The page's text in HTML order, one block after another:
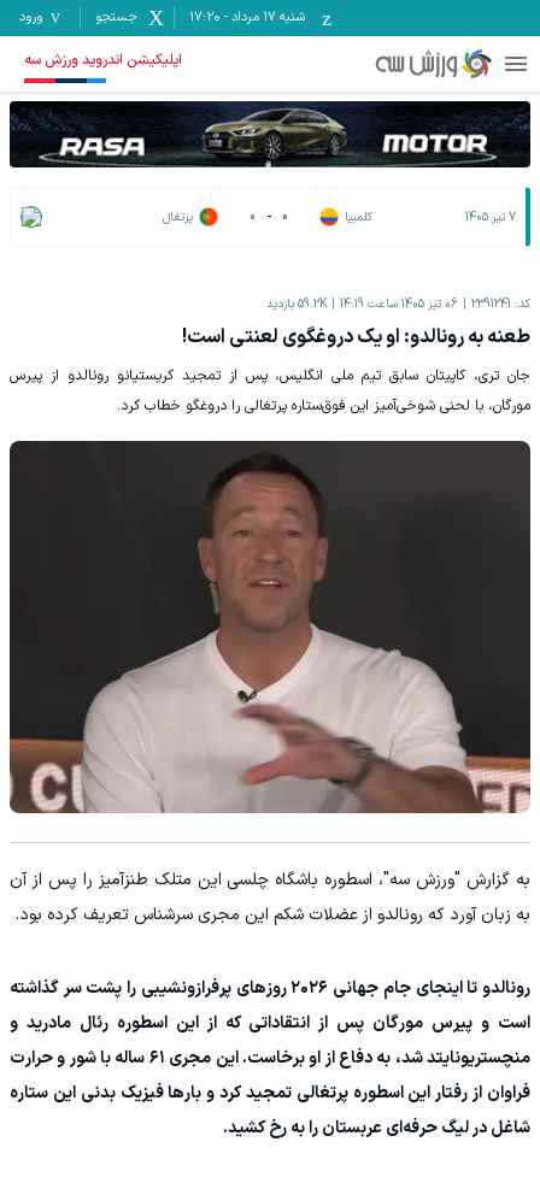
شنبه ۱۷ مرداد -
17:20 جستجو ورود
اپلیکیشن اندروید ورزش سه
7 تیر 1405 کلمبیا 0
-
0 پرتغال
کد: 2391241 06 تیر 1405 ساعت 14:19 59.2K بازدید
طعنه به رونالدو: او یک دروغگوی لعنتی است!
جان تری، کاپیتان سابق تیم ملی انگلیس، پس از تمجید کریستیانو رونالدو از پیرس
مورگان، با لحنی شوخی‌آمیز این فوق‌ستاره پرتغالی را دروغگو خطاب کرد.
به گزارش "ورزش سه"، اسطوره باشگاه چلسی این متلک طنزآمیز را پس از آن
به زبان آورد که رونالدو از عضلات شکم این مجری سرشناس تعریف کرده بود.
رونالدو تا اینجای جام جهانی ۲۰۲۶ روزهای پرفراز‌و‌نشیبی را پشت سر گذاشته
است و پیرس مورگان پس از انتقاداتی که از این اسطوره رئال مادرید و
منچستریونایتد شد، به دفاع از او برخاست. این مجری ۶۱ ساله با شور و حرارت
فراوان از رفتار این اسطوره پرتغالی تمجید کرد و بارها فیزیک بدنی این ستاره
شاغل در لیگ حرفه‌ای عربستان را به رخ کشید.